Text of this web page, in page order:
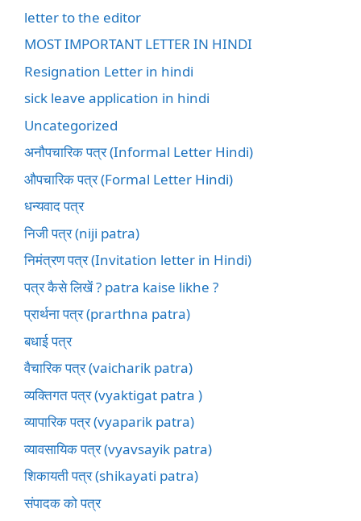
letter to the editor
MOST IMPORTANT LETTER IN HINDI
Resignation Letter in hindi
sick leave application in hindi
Uncategorized
अनौपचारिक पत्र (Informal Letter Hindi)
औपचारिक पत्र (Formal Letter Hindi)
धन्यवाद पत्र
निजी पत्र (niji patra)
निमंत्रण पत्र (Invitation letter in Hindi)
पत्र कैसे लिखें ? patra kaise likhe ?
प्रार्थना पत्र (prarthna patra)
बधाई पत्र
वैचारिक पत्र (vaicharik patra)
व्यक्तिगत पत्र (vyaktigat patra )
व्यापारिक पत्र (vyaparik patra)
व्यावसायिक पत्र (vyavsayik patra)
शिकायती पत्र (shikayati patra)
संपादक को पत्र